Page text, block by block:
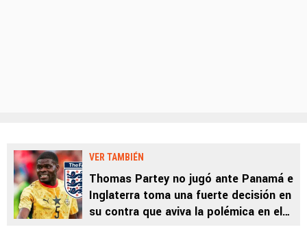
VER TAMBIÉN
Thomas Partey no jugó ante Panamá e
Inglaterra toma una fuerte decisión en
su contra que aviva la polémica en el